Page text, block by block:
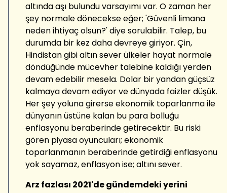
altında aşı bulundu varsayımı var. O zaman her
şey normale dönecekse eğer; 'Güvenli limana
neden ihtiyaç olsun?' diye sorulabilir. Talep, bu
durumda bir kez daha devreye giriyor. Çin,
Hindistan gibi altın sever ülkeler hayat normale
döndüğünde mücevher talebine kaldığı yerden
devam edebilir mesela. Dolar bir yandan güçsüz
kalmaya devam ediyor ve dünyada faizler düşük.
Her şey yoluna girerse ekonomik toparlanma ile
dünyanın üstüne kalan bu para bolluğu
enflasyonu beraberinde getirecektir. Bu riski
gören piyasa oyuncuları; ekonomik
toparlanmanın beraberinde getirdiği enflasyonu
yok sayamaz, enflasyon ise; altını sever.
Arz fazlası 2021'de gündemdeki yerini